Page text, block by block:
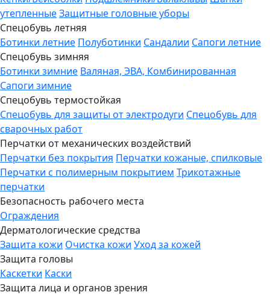
утепленныеЗащитные головные уборы
Спецобувь летняя
Ботинки летние Полуботинки Сандалии Сапоги летние
Спецобувь зимняя
Ботинки зимние Валяная, ЭВА, Комбинированная
Сапоги зимние
Спецобувь термостойкая
Спецобувь для защиты от электродуги Спецобувь для
сварочных работ
Перчатки от механических воздействий
Перчатки без покрытия Перчатки кожаные, спилковые
Перчатки с полимерным покрытием Трикотажные
перчатки
Безопасность рабочего места
Ограждения
Дерматологические средства
Защита кожи Очистка кожи Уход за кожей
Защита головы
Каскетки Каски
Защита лица и органов зрения